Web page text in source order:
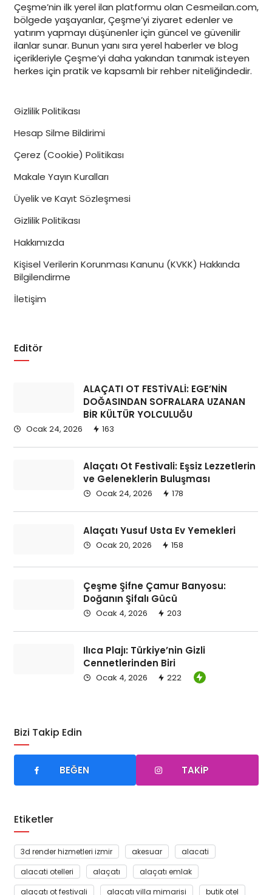
Taşköy Alaçatı
yatırım fırsatlarınızı en doğru şekilde
değerlendirin.
– 25 yıl uluslararası finans deneyimi ve
yöneticiliği
-Gayrimenkul değerleme ve danışmanlık
hizmetleri
daha fazla…
DETAYLI INCELE
Örnek işletme 3
Emlak
Çeşme’nin ilk yerel ilan platformu olan Cesmeilan.com,
bölgede yaşayanlar, Çeşme’yi ziyaret edenler ve
yatırım yapmayı düşünenler için güncel ve güvenilir
ilanlar sunar. Bunun yanı sıra yerel haberler ve blog
içerikleriyle Çeşme’yi daha yakından tanımak isteyen
herkes için pratik ve kapsamlı bir rehber niteliğindedir.
Gizlilik Politikası
Hesap Silme Bildirimi
Çerez (Cookie) Politikası
Makale Yayın Kuralları
Üyelik ve Kayıt Sözleşmesi
Gizlilik Politikası
Hakkımızda
Kişisel Verilerin Korunması Kanunu (KVKK) Hakkında
Bilgilendirme
İletişim
Editör
ALAÇATI OT FESTİVALİ: EGE’NİN
DOĞASINDAN SOFRALARA UZANAN
BİR KÜLTÜR YOLCULUĞU
Ocak 24, 2026 163
Alaçatı Ot Festivali: Eşsiz Lezzetlerin
ve Geleneklerin Buluşması
Ocak 24, 2026 178
Alaçatı Yusuf Usta Ev Yemekleri
Ocak 20, 2026 158
Çeşme Şifne Çamur Banyosu:
Doğanın Şifalı Gücü
Ocak 4, 2026 203
Ilıca Plajı: Türkiye’nin Gizli
Cennetlerinden Biri
Ocak 4, 2026 222
Bizi Takip Edin
BEĞEN TAKIP
Etiketler
3d render hizmetleri izmir akesuar
alacati
alacati otelleri
alaçatı
alaçatı emlak
alaçatı ot festivali
alaçatı villa mimarisi
butik otel